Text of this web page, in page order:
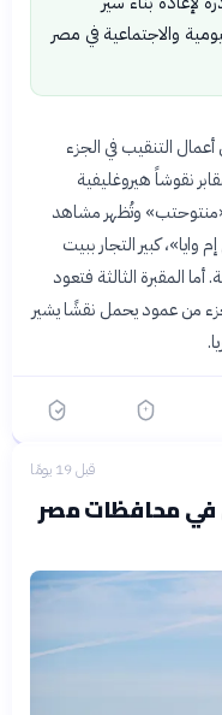
والاجتماعية في مصر
التنقيب في الجزء
نقوشاً هيروغليفية
«منتوحتب» وتُظهر مشاهد
وايا»، كبير التجار ببيت
المقبرة الثالثة فتعود
من عمود يحمل نقشًا يشير
قبل 19 يومًا
في محافظات مصر